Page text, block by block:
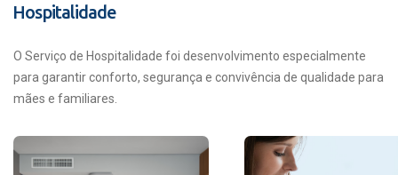
Hospitalidade
O Serviço de Hospitalidade foi desenvolvimento especialmente
para garantir conforto, segurança e convivência de qualidade para
mães e familiares.